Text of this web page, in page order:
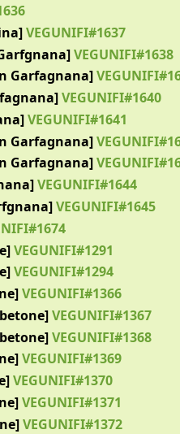
VEGUNIFI#1637
VEGUNIFI#1638
Garfagnana]
VEGUNIFI#1640
VEGUNIFI#1641
Garfagnana]
Garfagnana]
VEGUNIFI#1644
VEGUNIFI#1645
VEGUNIFI#1291
VEGUNIFI#1294
VEGUNIFI#1366
VEGUNIFI#1367
VEGUNIFI#1368
VEGUNIFI#1369
VEGUNIFI#1370
VEGUNIFI#1371
VEGUNIFI#1372